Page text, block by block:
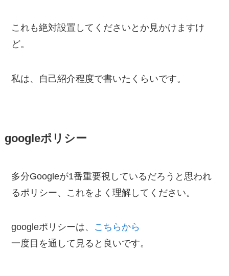
これも絶対設置してくださいとか見かけますけ
ど。
私は、自己紹介程度で書いたくらいです。
googleポリシー
多分Googleが1番重要視しているだろうと思われ
るポリシー、これをよく理解してください。
googleポリシーは、 こちらから
一度目を通して見ると良いです。